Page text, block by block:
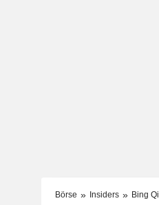
Börse Insiders Bing Qi